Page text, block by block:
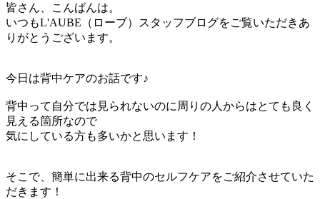
皆さん、こんばんは。
いつもL'AUBE（ローブ）スタッフブログをご覧いただきあ
りがとうございます。
今日は背中ケアのお話です♪
背中って自分では見られないのに周りの人からはとても良く
見える箇所なので
気にしている方も多いかと思います！
そこで、簡単に出来る背中のセルフケアをご紹介させていた
だきます！